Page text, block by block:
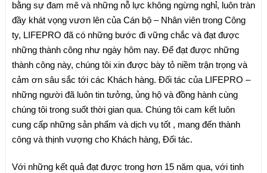
bằng sự đam mê và những nỗ lực không ngừng nghỉ, luôn tràn
đầy khát vọng vươn lên của Cán bộ – Nhân viên trong Công
ty, LIFEPRO đã có những bước đi vững chắc và đạt được
những thành công như ngày hôm nay. Để đạt được những
thành công này, chúng tôi xin được bày tỏ niềm trận trọng và
cảm ơn sâu sắc tới các Khách hàng. Đối tác của LIFEPRO –
những người đã luôn tin tưởng, ủng hộ và đồng hành cùng
chúng tôi trong suốt thời gian qua. Chúng tôi cam kết luôn
cung cấp những sản phẩm và dịch vụ tốt , mang đến thành
công và thịnh vượng cho Khách hàng, Đối tác.
Với những kết quả đạt được trong hơn 15 năm qua, với tinh